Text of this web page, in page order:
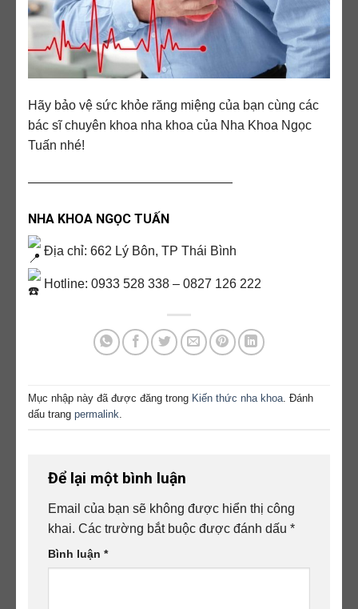
Hãy bảo vệ sức khỏe răng miệng của bạn cùng các
bác sĩ chuyên khoa nha khoa của Nha Khoa Ngọc
Tuấn nhé!
————————————————
NHA KHOA NGỌC TUẤN
Địa chỉ: 662 Lý Bôn, TP Thái Bình
Hotline: 0933 528 338 – 0827 126 222
Mục nhập này đã được đăng trong Kiến thức nha khoa. Đánh
dấu trang permalink.
Để lại một bình luận
Email của bạn sẽ không được hiển thị công
khai. Các trường bắt buộc được đánh dấu *
Bình luận *